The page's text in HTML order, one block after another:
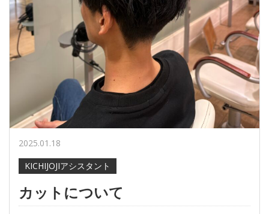
2025.01.18
KICHIJOJIアシスタント
カットについて